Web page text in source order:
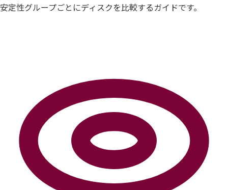
安定性グループごとにディスクを比較するガイドです。